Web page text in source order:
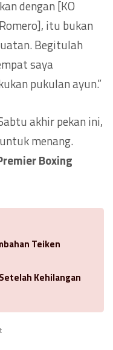
dengan [KO
itu bukan
Begitulah
saya
pukulan ayun.”
akhir pekan ini,
menang.
Boxing
Teiken
Kehilangan